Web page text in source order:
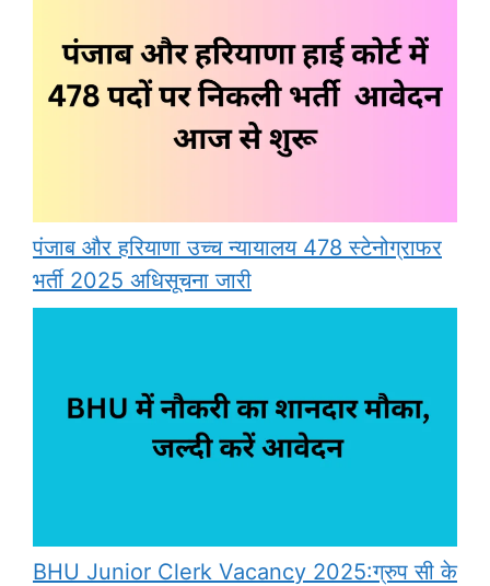
पंजाब और हरियाणा उच्च न्यायालय 478 स्टेनोग्राफर
भर्ती 2025 अधिसूचना जारी
BHU Junior Clerk Vacancy 2025:ग्रुप सी के